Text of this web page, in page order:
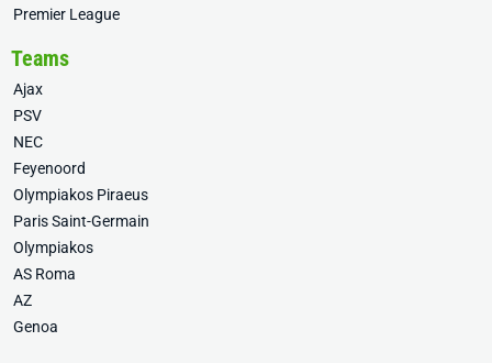
Premier League
Teams
Ajax
PSV
NEC
Feyenoord
Olympiakos Piraeus
Paris Saint-Germain
Olympiakos
AS Roma
AZ
Genoa